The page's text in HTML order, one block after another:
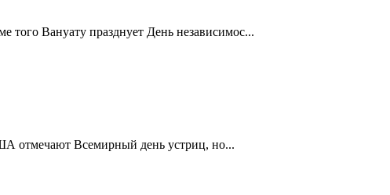
Вануату празднует День независимос...
отмечают Всемирный день устриц, но...